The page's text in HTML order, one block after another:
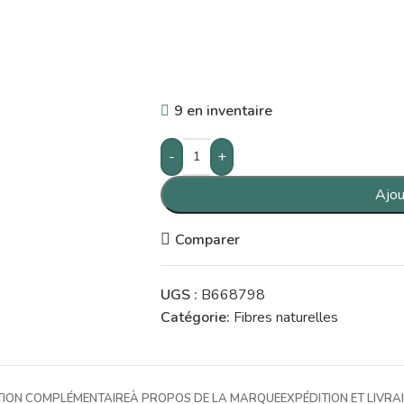
9 en inventaire
-
+
Comparer
UGS : B668798
Catégorie: Fibres naturelles
COMPLÉMENTAIREÀ PROPOS DE LA MARQUEEXPÉDITION ET